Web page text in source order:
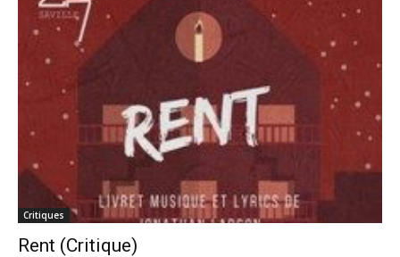
Critiques
Rent (Critique)